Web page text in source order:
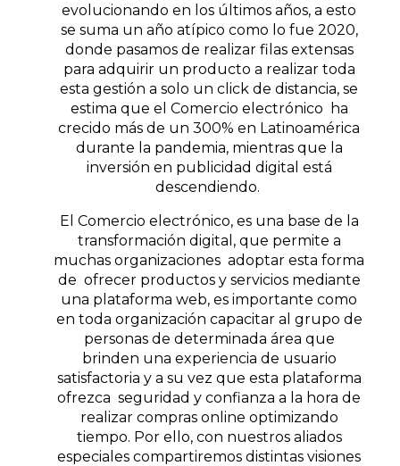
evolucionando en los últimos años, a esto
se suma un año atípico como lo fue 2020,
donde pasamos de realizar filas extensas
para adquirir un producto a realizar toda
esta gestión a solo un click de distancia, se
estima que el Comercio electrónico ha
crecido más de un 300% en Latinoamérica
durante la pandemia, mientras que la
inversión en publicidad digital está
descendiendo.
El Comercio electrónico, es una base de la
transformación digital, que permite a
muchas organizaciones adoptar esta forma
de ofrecer productos y servicios mediante
una plataforma web, es importante como
en toda organización capacitar al grupo de
personas de determinada área que
brinden una experiencia de usuario
satisfactoria y a su vez que esta plataforma
ofrezca seguridad y confianza a la hora de
realizar compras online optimizando
tiempo. Por ello, con nuestros aliados
especiales compartiremos distintas visiones